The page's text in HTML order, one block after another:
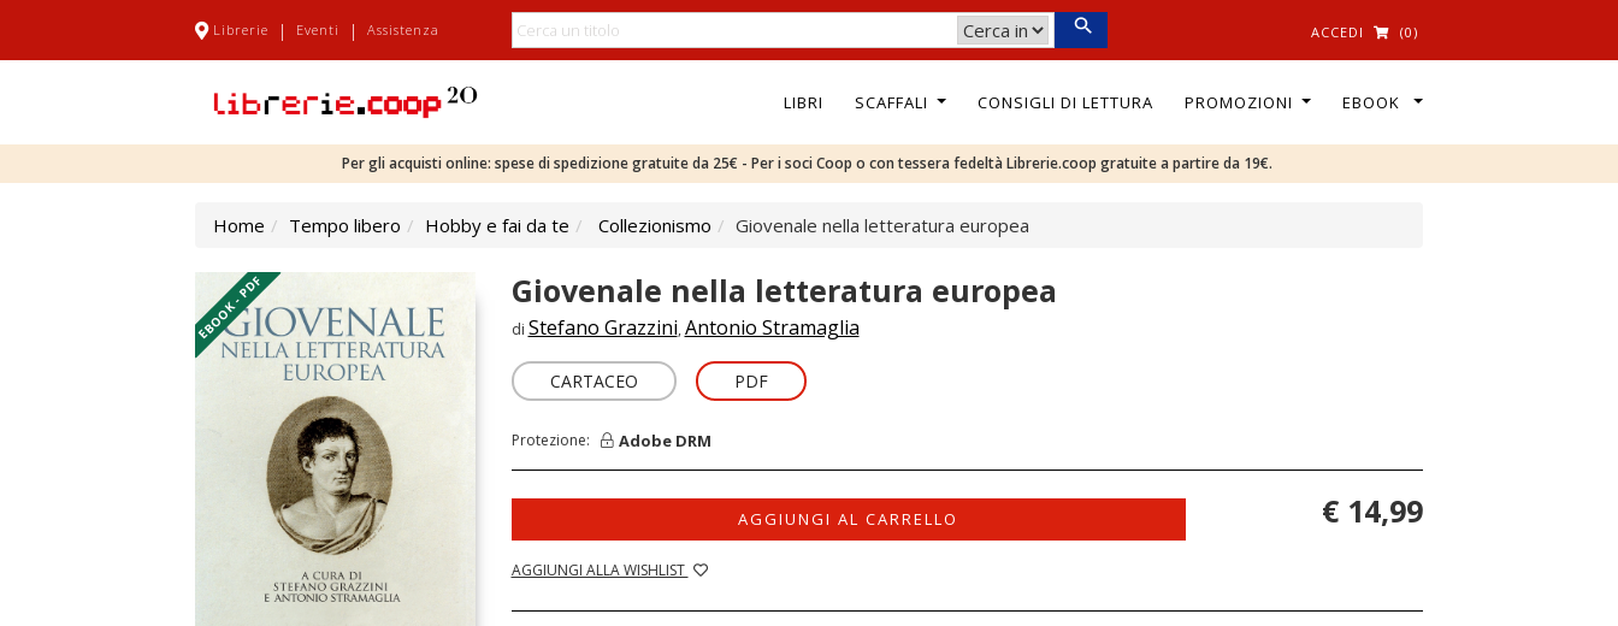
Librerie | Eventi | Assistenza ACCEDI (0)
LIBRI SCAFFALI CONSIGLI DI LETTURA PROMOZIONI EBOOK
Per gli acquisti online: spese di spedizione gratuite da 25€ - Per i soci Coop o con tessera fedeltà Librerie.coop gratuite a partire da 19€.
Home Tempo libero Hobby e fai da te Collezionismo Giovenale nella letteratura europea
EBOOK - PDF Giovenale nella letteratura europea
di Stefano Grazzini, Antonio Stramaglia
CARTACEO PDF
Protezione: Adobe DRM
AGGIUNGI AL CARRELLO
AGGIUNGI ALLA WISHLIST
€ 14,99